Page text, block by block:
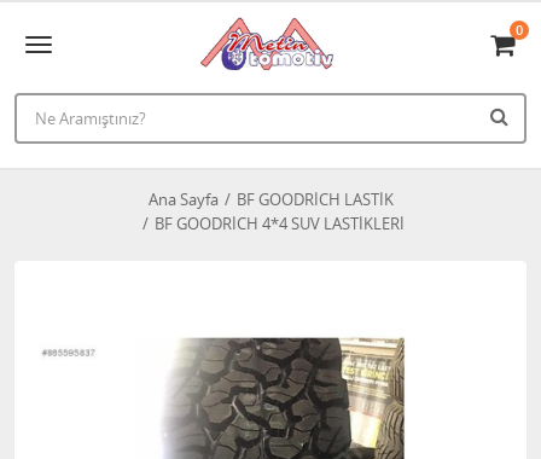
0
Ana Sayfa
BF GOODRİCH LASTİK
BF GOODRİCH 4*4 SUV LASTİKLERİ